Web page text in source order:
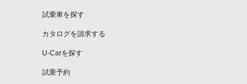
試乗車を探す
カタログを請求する
U-Carを探す
試乗予約